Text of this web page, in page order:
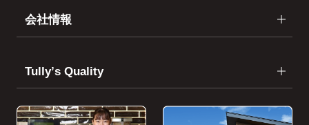
会社情報
Tullyʼs Quality